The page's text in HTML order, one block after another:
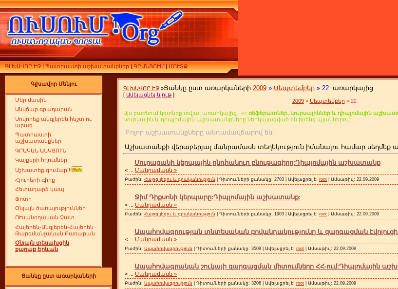
ԳԼԽԱՎՈՐ ԷՋ|Պատրաստի աշխատանքներ|ԳՐԱՆՑՈՒՄ|ՄՈՒՏՔ
Գլխավոր Մենյու
Մեր մասին
Անվճար գրադարան
Սովորեք անգլերեն հեշտ ու
արագ
Պատրաստի
աշխատանքներ
ԳՐԱԿԱՆ ԱՆԿՅՈՒՆ
Կայքերի հղումներ
Աշխատեք գումար!!!
Հյուրերի գիրք
Հետադարձ կապ
Ֆոտո
Օնլայն ծառայություններ
ՈՒսանողական Չատ
Հայերեն-Անգլերեն-Հայերեն
Թարգմանչական Բառարան
Օնլայն տեսախցիկ
քաղաք Երևան
Ցանկը ըստ առարկաների
ԳԼԽԱՎՈՐ ԷՋ »Ցանկը ըստ առարկաների 2009 » Սեպտեմբեր » 22 առարկայից
[ Ավելացնել նյութ]
2009 » Սեպտեմբեր » 22
Այս բաժնում կգտնեք տվյալ առարկայից. << ռեֆերատներ, կուրսայիններ և դիպլոմային
Կուրսային և դիպլոմային աշխատանքները ներկայացված են իրենց պլաններով:
Բոլոր աշխատանքները անդամավճարով են:
Աշխատանքի վերաբերյալ մանրամասն տեղեկություն իմանալու համար
Մուրացանի կերպային ընդհանուր բնութագիրը:Դիպլոմային աշխատանք
< Մանրամասն »
Բաժին: Հայոց լեզու և գրականություն | Դիտումների քանակը: 2703 | Ավելացրել է: root | Ամսաթիվ: 22.09.2009
Ջիմ Դիքսոնի կերպարը:Դիպլոմային աշխատանք:
< Մանրամասն »
Բաժին: Հայոց լեզու և գրականություն | Դիտումների քանակը: 1903 | Ավելացրել է: root | Ամսաթիվ: 22.09.2009
Ապահովագրության տնտեսական բովանդակությունը և զարգացման
< Մանրամասն »
Բաժին: Ապահովագրություն | Դիտումների քանակը: 3509 | Ավելացրել է: root | Ամսաթիվ: 22.09.2009
Ապահովագրական շուկայի զարգացման միտումները ՀՀ-ում:Դիպլոմային
< Մանրամասն »
Բաժին: Ապահովագրություն | Դիտումների քանակը: 3206 | Ավելացրել է: root | Ամսաթիվ: 22.09.2009